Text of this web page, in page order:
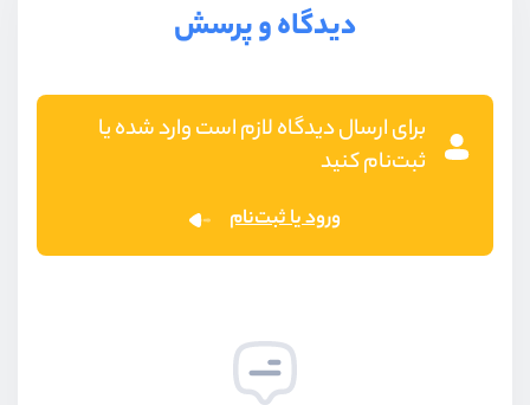
دیدگاه و پرسش
برای ارسال دیدگاه لازم است وارد شده یا
ثبت‌نام کنید
ورود یا ثبت‌نام